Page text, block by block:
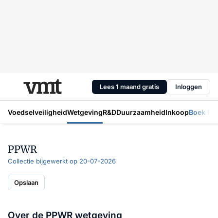
Lees 1 maand gratis Inloggen
VoedselveiligheidWetgevingR&DDuurzaamheidInkoopBoek
PPWR
Collectie bijgewerkt op 20-07-2026
Opslaan
Over de PPWR wetgeving